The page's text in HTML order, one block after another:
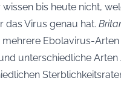
wissen bis heute nicht,
das Virus genau hat.
mehrere Ebolavirus-
unterschiedliche